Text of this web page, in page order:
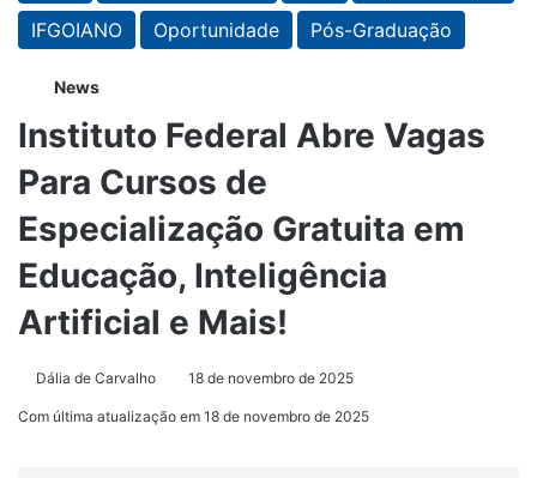
IFGOIANO
Oportunidade Pós-Graduação
News
Instituto Federal Abre Vagas
Para Cursos de
Especialização Gratuita em
Educação, Inteligência
Artificial e Mais!
Dália de Carvalho 18 de novembro de 2025
Com última atualização em 18 de novembro de 2025